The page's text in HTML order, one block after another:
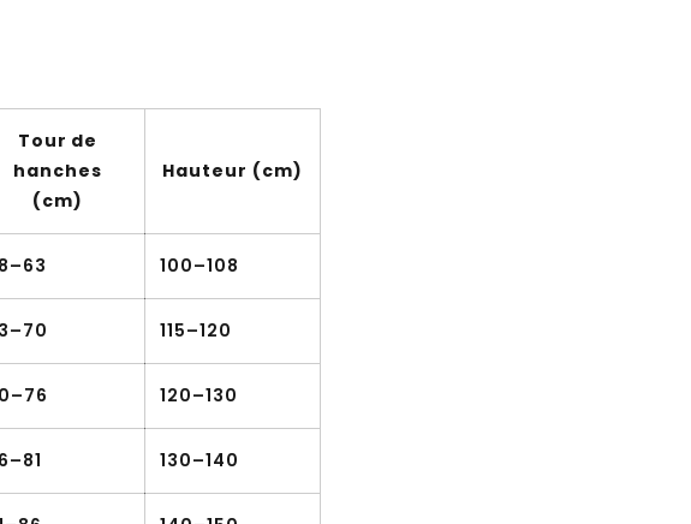
Tour de
hanches
(cm)
Hauteur (cm)
100–108
115–120
120–130
130–140